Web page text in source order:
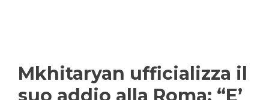
Mkhitaryan ufficializza il